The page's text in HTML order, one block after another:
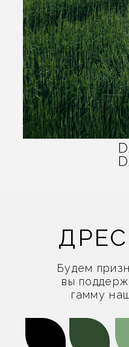
Ответьте,
вопросов, которые
ДО
17
ЧАСЫ
Ещё вариант